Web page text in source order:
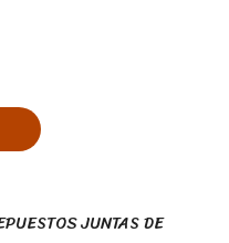
JUNTAS DE